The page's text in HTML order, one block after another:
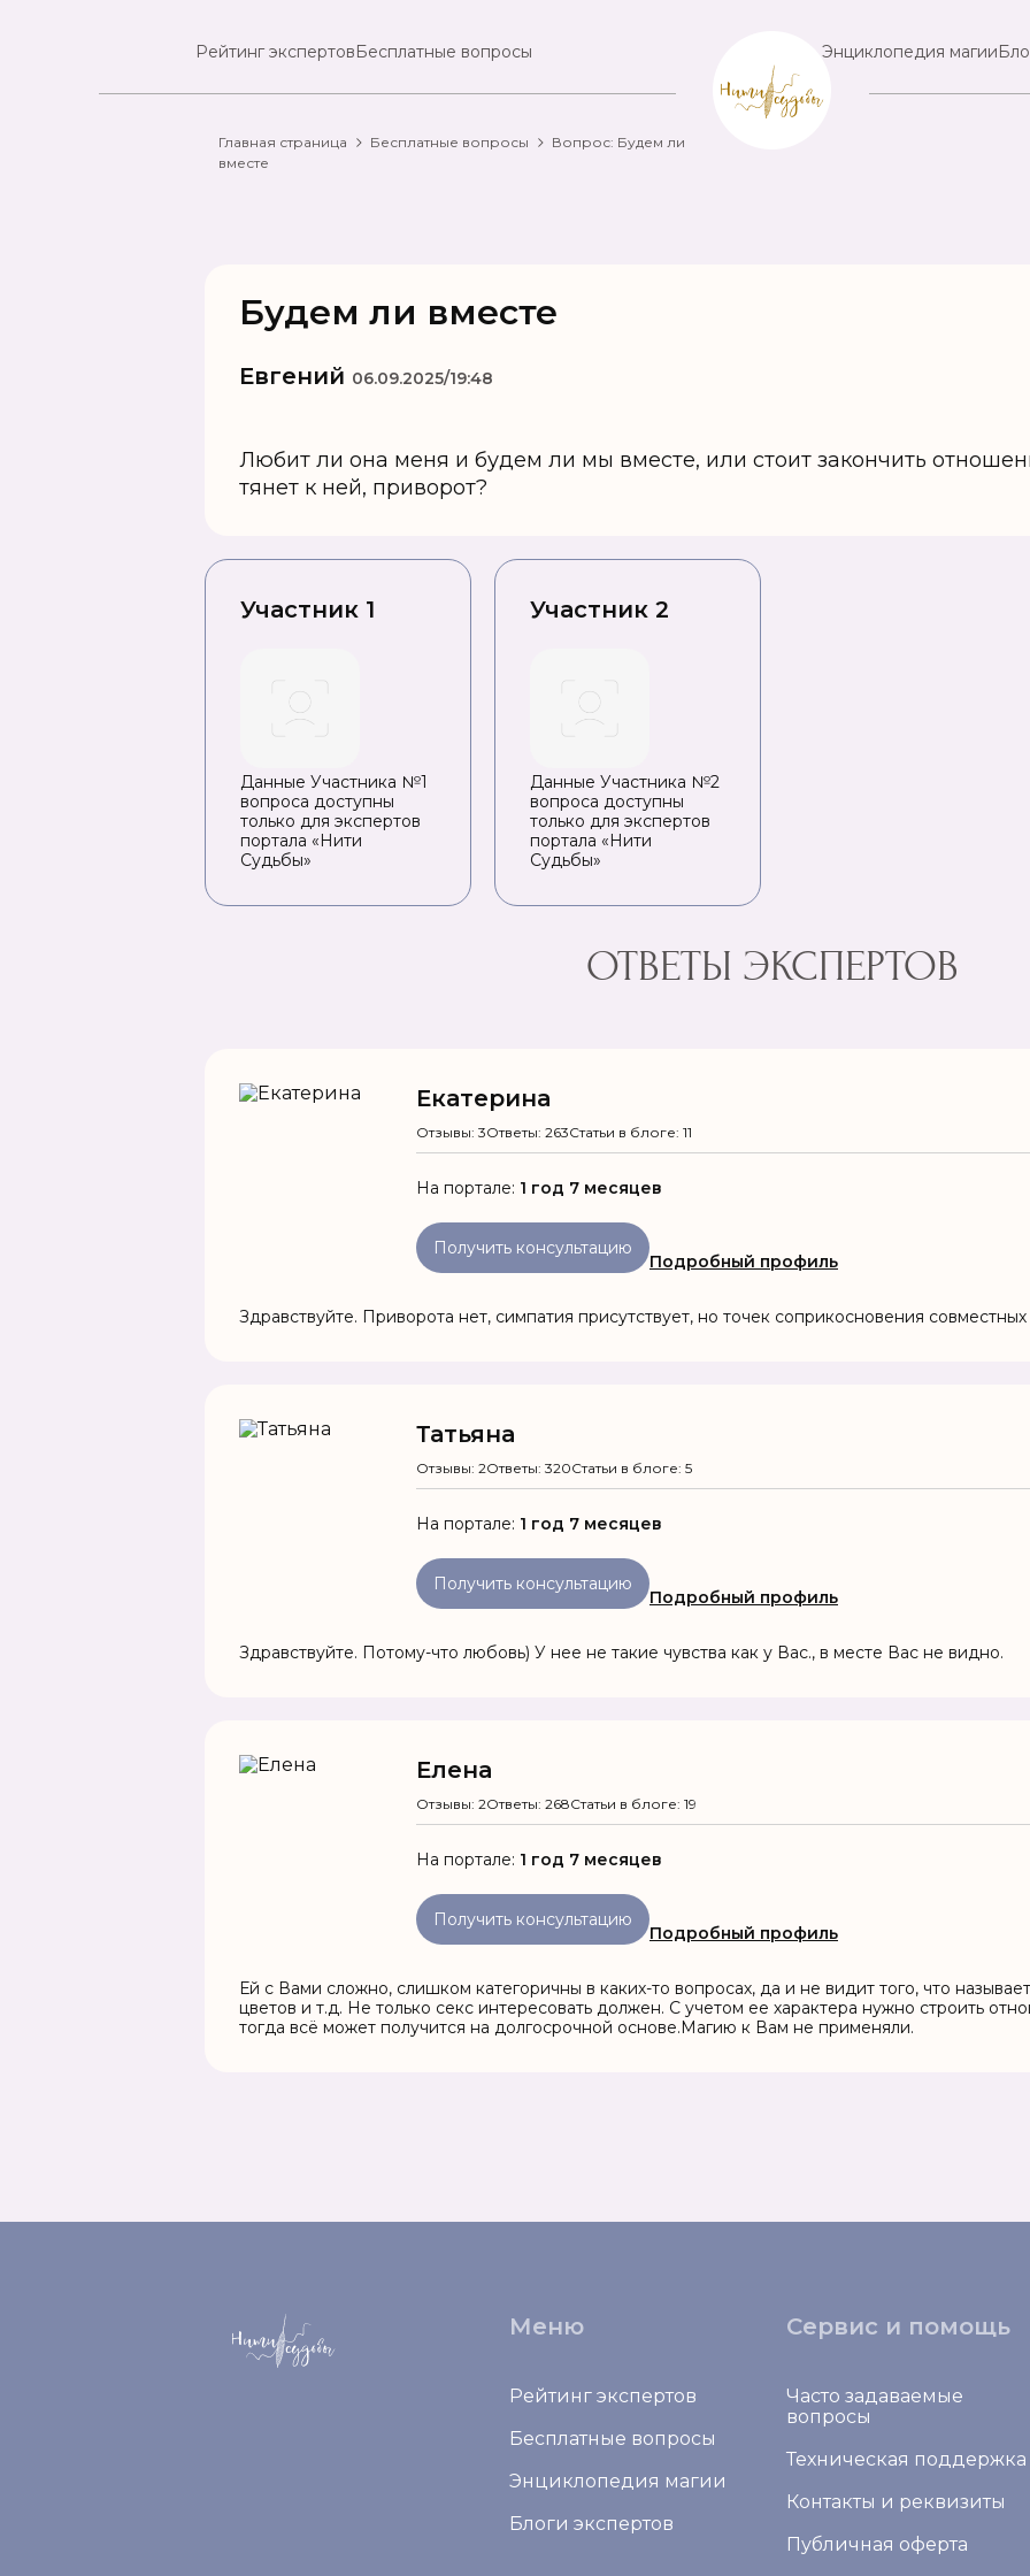
Рейтинг экспертовБесплатные вопросы Энциклопедия магии
Главная страница Бесплатные вопросы
Вопрос: Будем ли
вместе
Будем ли вместе
Евгений 06.09.2025/19:48
Любит ли она меня и будем ли мы вместе, или стоит закончить
тянет к ней, приворот?
Участник 1
Данные Участника №1
вопроса доступны
только для экспертов
портала «Нити
Судьбы»
Участник 2
Данные Участника №2
вопроса доступны
только для экспертов
портала «Нити
Судьбы»
ОТВЕТЫ ЭКСПЕРТОВ
Екатерина
Отзывы: 3Ответы: 263Статьи в блоге: 11
На портале: 1 год 7 месяцев
Получить консультацию
Подробный профиль
Здравствуйте. Приворота нет, симпатия присутствует, но точек соприкосновения совместных
Татьяна
Отзывы: 2Ответы: 320Статьи в блоге: 5
На портале: 1 год 7 месяцев
Получить консультацию
Подробный профиль
Здравствуйте. Потому-что любовь) У нее не такие чувства как у Вас., в месте Вас не видно.
Елена
Отзывы: 2Ответы: 268Статьи в блоге: 19
На портале: 1 год 7 месяцев
Получить консультацию
Подробный профиль
Ей с Вами сложно, слишком категоричны в каких-то вопросах, да и не видит того, что
цветов и т.д. Не только секс интересовать должен. С учетом ее характера нужно строить
тогда всё может получится на долгосрочной основе.Магию к Вам не применяли.
Меню
Рейтинг экспертов
Бесплатные вопросы
Энциклопедия магии
Блоги экспертов
Сервис и помощь
Часто задаваемые
вопросы
Техническая поддержка
Контакты и реквизиты
Публичная оферта